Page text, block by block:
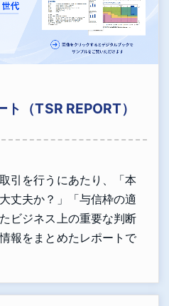
（TSR REPORT）
引を行うにあたり、「本
丈夫か？」「与信枠の適
ビジネス上の重要な判断
報をまとめたレポートで